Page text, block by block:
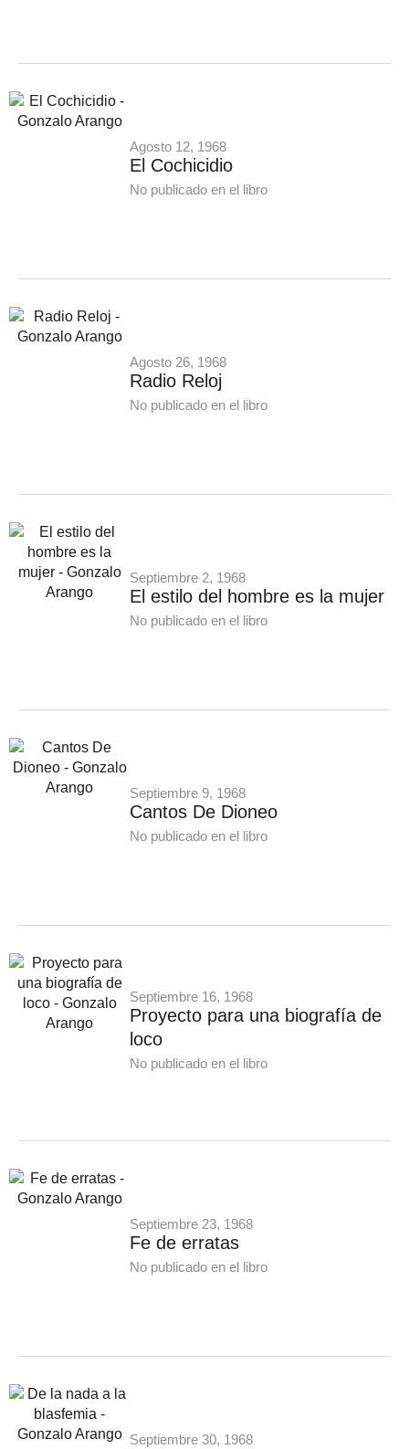
Agosto 12, 1968
El Cochicidio
No publicado en el libro
Agosto 26, 1968
Radio Reloj
No publicado en el libro
Septiembre 2, 1968
El estilo del hombre es la mujer
No publicado en el libro
Septiembre 9, 1968
Cantos De Dioneo
No publicado en el libro
Septiembre 16, 1968
Proyecto para una biografía de
loco
No publicado en el libro
Septiembre 23, 1968
Fe de erratas
No publicado en el libro
Septiembre 30, 1968